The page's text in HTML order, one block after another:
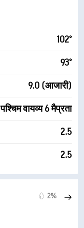
102°
93°
9.0 (आजारी)
पश्चिम वायव्य 6 मैप्रता
2.5
2.5
2%